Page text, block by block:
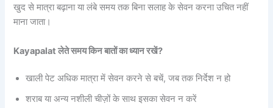
खुद से मात्रा बढ़ाना या लंबे समय तक बिना सलाह के सेवन करना उचित नहीं
माना जाता।
Kayapalat लेते समय किन बातों का ध्यान रखें?
खाली पेट अधिक मात्रा में सेवन करने से बचें, जब तक निर्देश न हो
शराब या अन्य नशीली चीज़ों के साथ इसका सेवन न करें